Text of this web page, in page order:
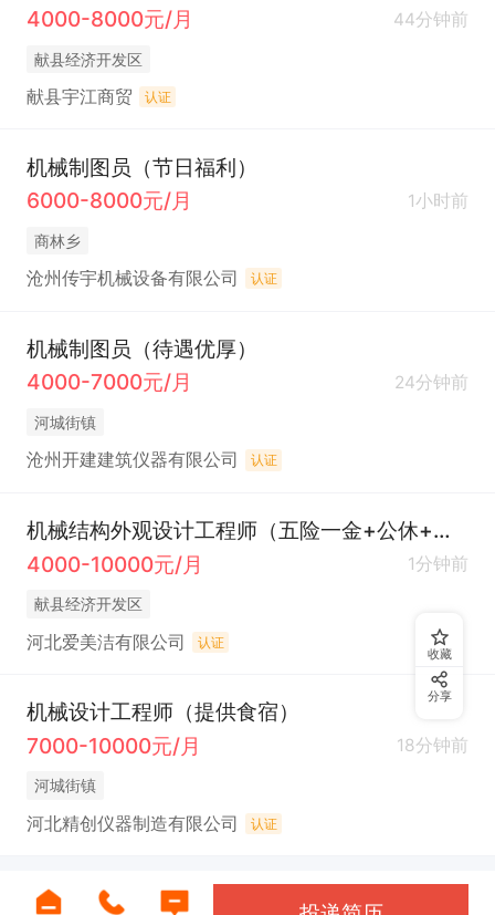
4000-8000元/月
44分钟前
献县经济开发区
献县宇江商贸 认证
机械制图员（节日福利）
6000-8000元/月
1小时前
商林乡
沧州传宇机械设备有限公司 认证
机械制图员（待遇优厚）
4000-7000元/月
24分钟前
河城街镇
沧州开建建筑仪器有限公司 认证
机械结构外观设计工程师（五险一金+公休+节日福利）
4000-10000元/月
1分钟前
献县经济开发区
河北爱美洁有限公司 认证
机械设计工程师（提供食宿）
7000-10000元/月
18分钟前
河城街镇
河北精创仪器制造有限公司 认证
收藏
分享